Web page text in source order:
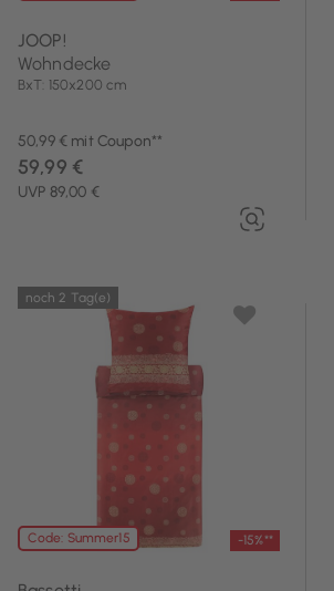
JOOP!
Wohndecke
BxT: 150x200 cm
50,99 € mit Coupon**
UVP 89,00 €
59,99 €
Code: Summer15 -15%**
noch 2 Tag(e)